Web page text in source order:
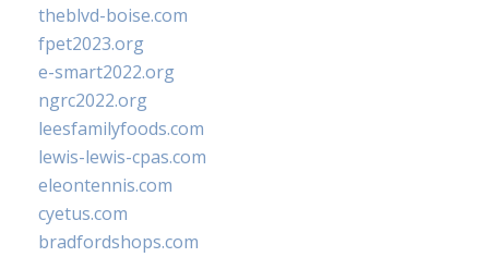
theblvd-boise.com
fpet2023.org
e-smart2022.org
ngrc2022.org
leesfamilyfoods.com
lewis-lewis-cpas.com
eleontennis.com
cyetus.com
bradfordshops.com